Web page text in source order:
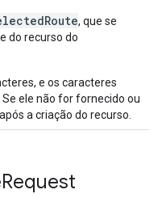
, que se
do recurso do
e os caracteres
ele não for fornecido ou
a criação do recurso.
Request